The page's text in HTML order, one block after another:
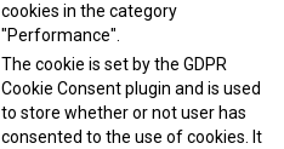
cookies in the category
"Performance".
The cookie is set by the GDPR
Cookie Consent plugin and is used
to store whether or not user has
consented to the use of cookies. It